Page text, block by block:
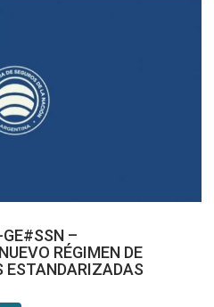
–
RÉGIMEN DE
ESTANDARIZADAS